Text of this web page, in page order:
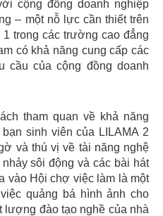
cộng đồng doanh nghiệp
– một nỗ lực cần thiết trên
trong các trường cao đẳng
có khả năng cung cấp các
cầu của cộng đồng doanh
tham quan về khả năng
sinh viên của LILAMA 2
và thú vị về tài năng nghệ
sôi động và các bài hát
vào Hội chợ việc làm là một
quảng bá hình ảnh cho
lượng đào tạo nghề của nhà